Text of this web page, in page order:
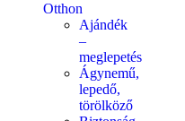
Otthon
Ajándék
–
meglepetés
Ágynemű,
lepedő,
törölköző